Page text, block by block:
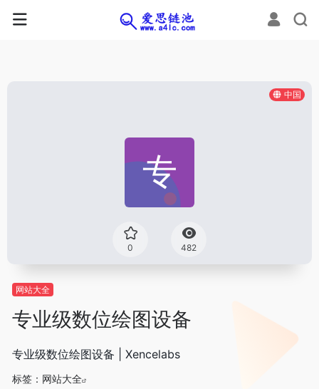
中国
0 482
网站大全
专业级数位绘图设备
专业级数位绘图设备 | Xencelabs
标签： 网站大全